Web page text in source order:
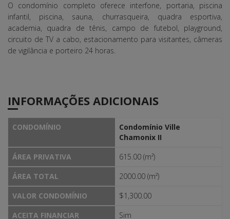
O condomínio completo oferece interfone, portaria, piscina
infantil, piscina, sauna, churrasqueira, quadra esportiva,
academia, quadra de tênis, campo de futebol, playground,
circuito de TV a cabo, estacionamento para visitantes, câmeras
de vigilância e porteiro 24 horas.
INFORMAÇÕES ADICIONAIS
CONDOMÍNIO
Condomínio Ville
Chamonix II
ÁREA PRIVATIVA
615.00 (m²)
ÁREA TOTAL
2000.00 (m²)
VALOR CONDOMÍNIO
$1,300.00
ACEITA FINANCIAR
Sim